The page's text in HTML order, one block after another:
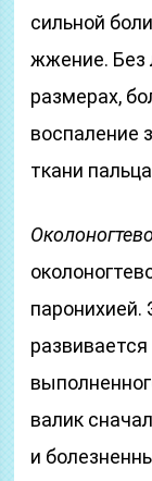
сильной
жжение. Без
размерах,
воспаление
ткани
паронихией.
валик
и